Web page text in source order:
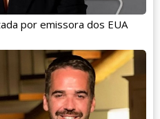
por emissora dos EUA